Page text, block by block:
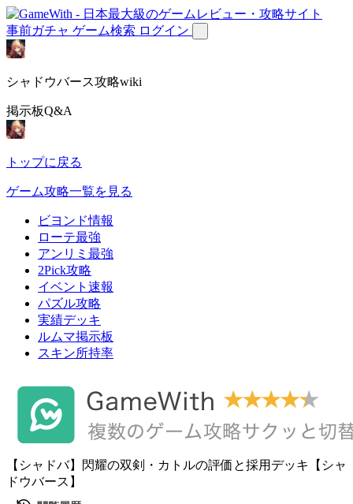
事前ガチャ ゲーム検索 ログイン
シャドウバース攻略wiki
掲示板Q&A
トップに戻る
ゲーム攻略一覧を見る
ビヨンド情報
ローテ最強
アンリミ最強
2Pick攻略
イベント速報
パズル攻略
実績デッキ
ルムマ掲示板
スキン所持率
【シャドバ】閃耀の双剣・カトルの評価と採用デッキ【シャ
ドウバース】